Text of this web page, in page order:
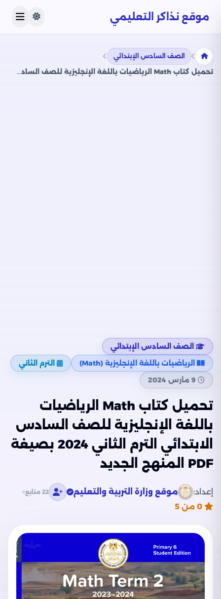
موقع نذاكر التعليمي
الصف السادس الإبتدائي
تحميل كتاب Math الرياضيات باللغة الإنجليزية للصف السادس الابتدائي الترم الثاني 2024 بصيغة PDF المنهج الجديد
الصف السادس الإبتدائي
الرياضيات باللغة الإنجليزية (Math)
الترم الثاني
9 مارس 2024
تحميل كتاب Math الرياضيات
باللغة الإنجليزية للصف السادس
الابتدائي الترم الثاني 2024 بصيغة
PDF المنهج الجديد
إعداد: موقع وزارة التربية والتعليم 22 متابع
0 من 5